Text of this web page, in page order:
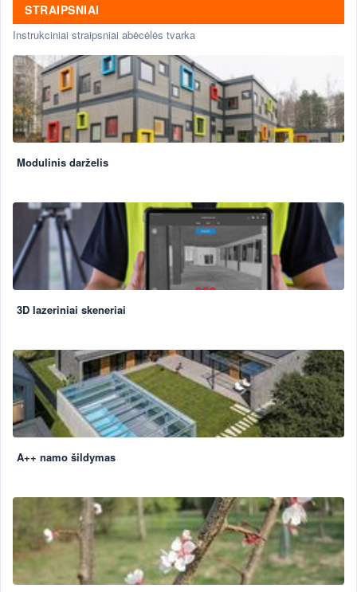
STRAIPSNIAI
Instrukciniai straipsniai abėcėlės tvarka
Modulinis darželis
3D lazeriniai skeneriai
A++ namo šildymas